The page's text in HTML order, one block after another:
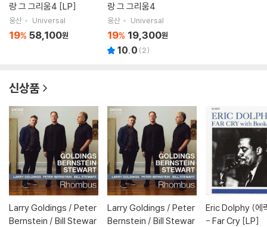
랑 그 그리움4 [LP]
웅산 Universal
19% 58,100원
랑 그 그리움4
웅산 Universal
19% 19,300원
10.0 (2)
신상품
Larry Goldings / Peter
Bernstein / Bill Stewar
Larry Goldings / Peter
Bernstein / Bill Stewar
Eric Dolphy (에
- Far Cry [LP]